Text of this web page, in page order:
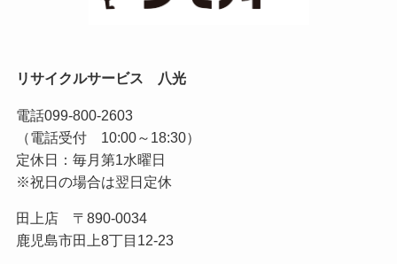
リサイクルサービス 八光
電話099-800-2603
（電話受付 10:00～18:30）
定休日：毎月第1水曜日
※祝日の場合は翌日定休
田上店 〒890-0034
鹿児島市田上8丁目12-23